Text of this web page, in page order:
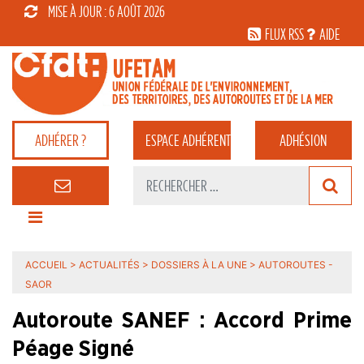
MISE À JOUR : 6 AOÛT 2026
FLUX RSS
AIDE
ADHÉRER ? ESPACEADHÉRENT ADHÉSION
ACCUEIL > ACTUALITÉS > DOSSIERS À LA UNE > AUTOROUTES -
SAOR
Autoroute SANEF : Accord Prime
Péage Signé